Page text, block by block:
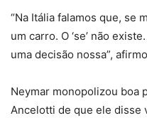
“Na Itália falamos que, se
um carro. O ‘se’ não
uma decisão nossa”,
Neymar monopolizou boa
Ancelotti de que ele disse